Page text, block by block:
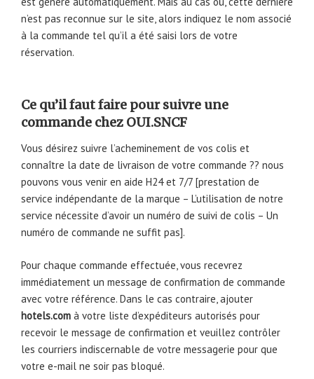
n’est pas reconnue sur le site, alors indiquez le nom associé
à la commande tel qu’il a été saisi lors de votre
réservation.
Ce qu’il faut faire pour suivre une
commande chez OUI.SNCF
Vous désirez suivre l’acheminement de vos colis et
connaître la date de livraison de votre commande ?? nous
pouvons vous venir en aide H24 et 7/7 [prestation de
service indépendante de la marque – L’utilisation de notre
service nécessite d’avoir un numéro de suivi de colis – Un
numéro de commande ne suffit pas].
Pour chaque commande effectuée, vous recevrez
immédiatement un message de confirmation de commande
avec votre référence. Dans le cas contraire, ajouter
hotels.com à votre liste d’expéditeurs autorisés pour
recevoir le message de confirmation et veuillez contrôler
les courriers indiscernable de votre messagerie pour que
votre e-mail ne soir pas bloqué.